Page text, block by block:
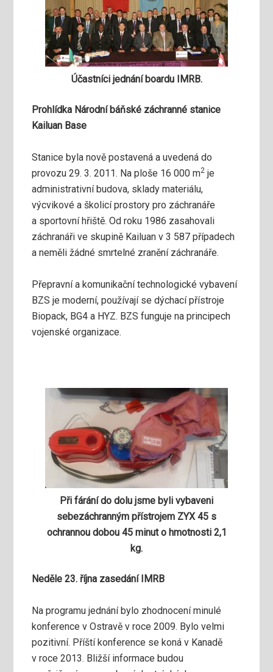
Účastníci jednání boardu IMRB.
Prohlídka Národní báňské záchranné stanice
Kailuan Base
Stanice byla nově postavená a uvedená do
provozu 29. 3. 2011. Na ploše 16 000 m2 je
administrativní budova, sklady materiálu,
výcvikové a školicí prostory pro záchranáře
a sportovní hřiště. Od roku 1986 zasahovali
záchranáři ve skupině Kailuan v 3 587 případech
a neměli žádné smrtelné zranění záchranáře.
Přepravní a komunikační technologické vybavení
BZS je moderní, používají se dýchací přístroje
Biopack, BG4 a HYZ. BZS funguje na principech
vojenské organizace.
Při fárání do dolu jsme byli vybaveni
sebezáchranným přístrojem ZYX 45 s
ochrannou dobou 45 minut o hmotnosti 2,1
kg.
Neděle 23. října zasedání IMRB
Na programu jednání bylo zhodnocení minulé
konference v Ostravě v roce 2009. Bylo velmi
pozitivní. Příští konference se koná v Kanadě
v roce 2013. Bližší informace budou